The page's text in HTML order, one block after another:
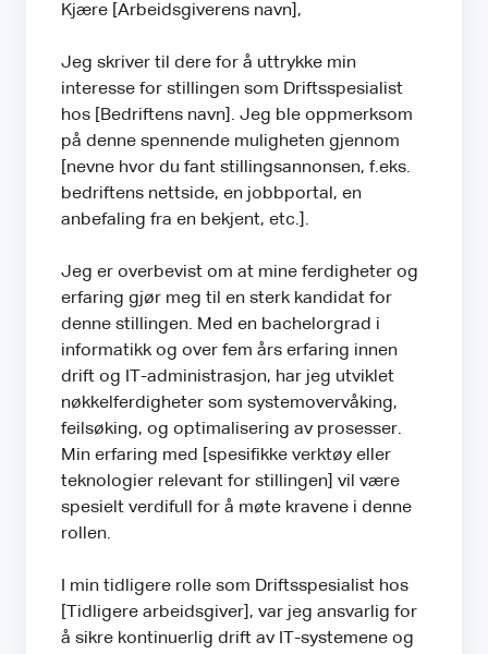
Kjære [Arbeidsgiverens navn],
Jeg skriver til dere for å uttrykke min
interesse for stillingen som Driftsspesialist
hos [Bedriftens navn]. Jeg ble oppmerksom
på denne spennende muligheten gjennom
[nevne hvor du fant stillingsannonsen, f.eks.
bedriftens nettside, en jobbportal, en
anbefaling fra en bekjent, etc.].
Jeg er overbevist om at mine ferdigheter og
erfaring gjør meg til en sterk kandidat for
denne stillingen. Med en bachelorgrad i
informatikk og over fem års erfaring innen
drift og IT-administrasjon, har jeg utviklet
nøkkelferdigheter som systemovervåking,
feilsøking, og optimalisering av prosesser.
Min erfaring med [spesifikke verktøy eller
teknologier relevant for stillingen] vil være
spesielt verdifull for å møte kravene i denne
rollen.
I min tidligere rolle som Driftsspesialist hos
[Tidligere arbeidsgiver], var jeg ansvarlig for
å sikre kontinuerlig drift av IT-systemene og